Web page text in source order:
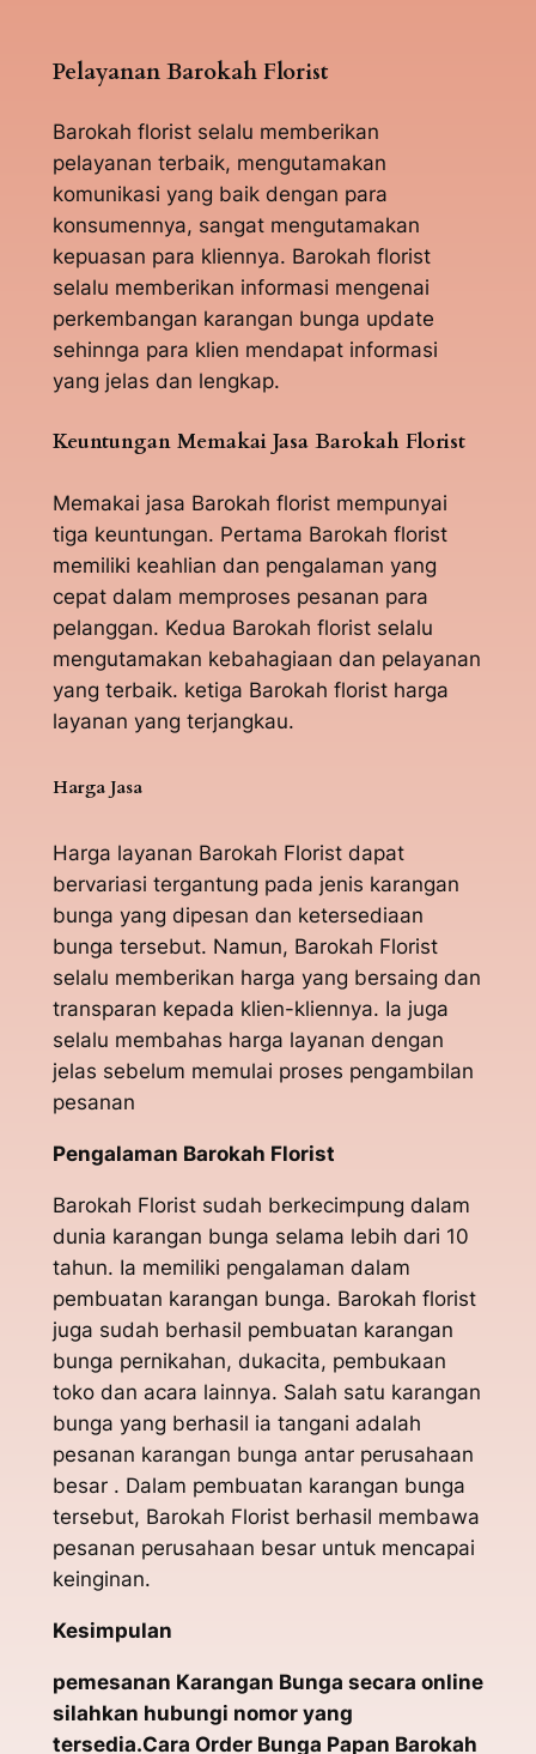
Pelayanan Barokah Florist
Barokah florist selalu memberikan
pelayanan terbaik, mengutamakan
komunikasi yang baik dengan para
konsumennya, sangat mengutamakan
kepuasan para kliennya. Barokah florist
selalu memberikan informasi mengenai
perkembangan karangan bunga update
sehinnga para klien mendapat informasi
yang jelas dan lengkap.
Keuntungan Memakai Jasa Barokah Florist
Memakai jasa Barokah florist mempunyai
tiga keuntungan. Pertama Barokah florist
memiliki keahlian dan pengalaman yang
cepat dalam memproses pesanan para
pelanggan. Kedua Barokah florist selalu
mengutamakan kebahagiaan dan pelayanan
yang terbaik. ketiga Barokah florist harga
layanan yang terjangkau.
Harga Jasa
Harga layanan Barokah Florist dapat
bervariasi tergantung pada jenis karangan
bunga yang dipesan dan ketersediaan
bunga tersebut. Namun, Barokah Florist
selalu memberikan harga yang bersaing dan
transparan kepada klien-kliennya. Ia juga
selalu membahas harga layanan dengan
jelas sebelum memulai proses pengambilan
pesanan
Pengalaman Barokah Florist
Barokah Florist sudah berkecimpung dalam
dunia karangan bunga selama lebih dari 10
tahun. Ia memiliki pengalaman dalam
pembuatan karangan bunga. Barokah florist
juga sudah berhasil pembuatan karangan
bunga pernikahan, dukacita, pembukaan
toko dan acara lainnya. Salah satu karangan
bunga yang berhasil ia tangani adalah
pesanan karangan bunga antar perusahaan
besar . Dalam pembuatan karangan bunga
tersebut, Barokah Florist berhasil membawa
pesanan perusahaan besar untuk mencapai
keinginan.
Kesimpulan
pemesanan Karangan Bunga secara online
silahkan hubungi nomor yang
tersedia.Cara Order Bunga Papan Barokah